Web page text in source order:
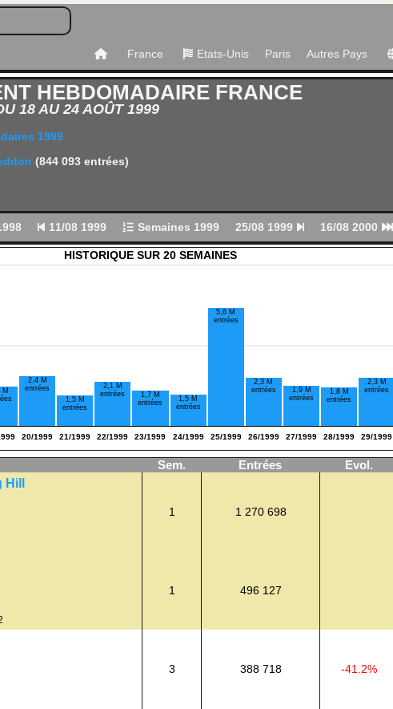
France Etats-Unis Paris Autres Pays
HEBDOMADAIRE FRANCE
18 AU 24 AOÛT 1999
1999
(844 093 entrées)
11/08 1999 Semaines 1999 25/08 1999 16/08 2000
HISTORIQUE SUR 20 SEMAINES
M
20/1999
2,4 M
entrées
21/1999
1,5 M
entrées
22/1999
2,1 M
entrées
23/1999
1,7 M
entrées
24/1999
1,5 M
entrées
25/1999
5,6 M
entrées
26/1999
2,3 M
entrées
27/1999
1,9 M
entrées
28/1999
1,8 M
entrées
29/1999
2,3 M
entrées
Sem. Entrées Evol.
1 1 270 698
1 496 127
3 388 718 -41.2%